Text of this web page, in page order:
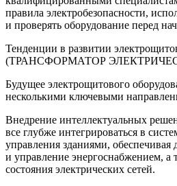
правила электробезопасности,
и проверять оборудование перед
Тенденции в развитии
(ТРАНСФОРМАТОР
Будущее электрощитового
несколькими ключевыми
Внедрение интеллектуальных
все глубже интегрироваться в
управления зданиями,
и управление энергоснабжением, а
состояния электрических сетей.